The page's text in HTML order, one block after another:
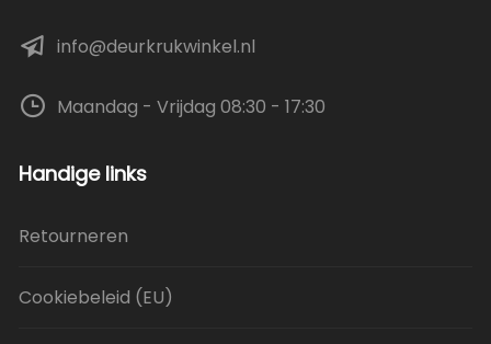
info@deurkrukwinkel.nl
Maandag - Vrijdag 08:30 - 17:30
Handige links
Retourneren
Cookiebeleid (EU)